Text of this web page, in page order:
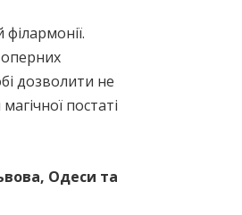
дозволити не
постаті
Одеси та